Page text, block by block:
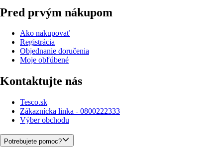
Pred prvým nákupom
Ako nakupovať
Registrácia
Objednanie doručenia
Moje obľúbené
Kontaktujte nás
Tesco.sk
Zákaznícka linka - 0800222333
Výber obchodu
Potrebujete pomoc?